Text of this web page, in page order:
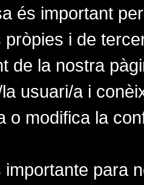
és important
i de
de la nostra
usuari/a i
o modifica la
para